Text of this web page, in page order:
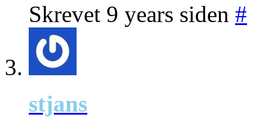
Skrevet 9 years siden #
stjans